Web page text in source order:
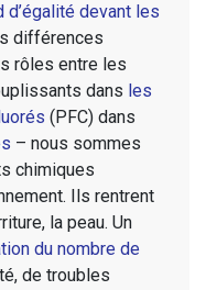
devant les
différences
rôles entre les
dans les
(PFC) dans
– nous sommes
chimiques
Ils rentrent
la peau. Un
du nombre de
de troubles